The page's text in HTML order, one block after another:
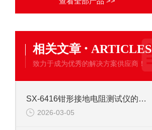
相关文章 · ARTICLES
致力于成为优秀的解决方案供应商！
SX-6416钳形接地电阻测试仪的使用操作方法是什么？
2026-03-05